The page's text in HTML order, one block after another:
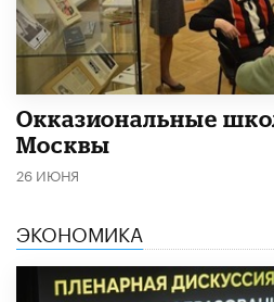
​Окказиональные
Москвы
26 ИЮНЯ
ЭКОНОМИКА